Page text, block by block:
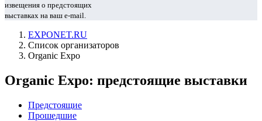
извещения о предстоящих
выставках на ваш e-mail.
EXPONET.RU
Список организаторов
Organic Expo
Organic Expo: предстоящие выставки
Предстоящие
Прошедшие